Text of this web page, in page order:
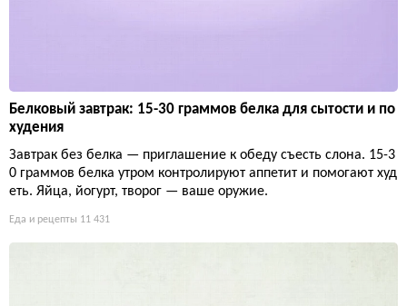
Белковый завтрак: 15-30 граммов белка для сытости и по
худения
Завтрак без белка — приглашение к обеду съесть слона. 15-3
0 граммов белка утром контролируют аппетит и помогают худ
еть. Яйца, йогурт, творог — ваше оружие.
Еда и рецепты 11 431